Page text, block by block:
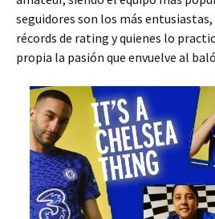
seguidores son los más
récords de rating y quienes lo
propia la pasión que envuelve al